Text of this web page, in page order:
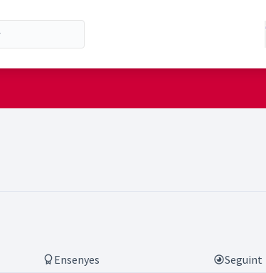
Ensenyes Seguint